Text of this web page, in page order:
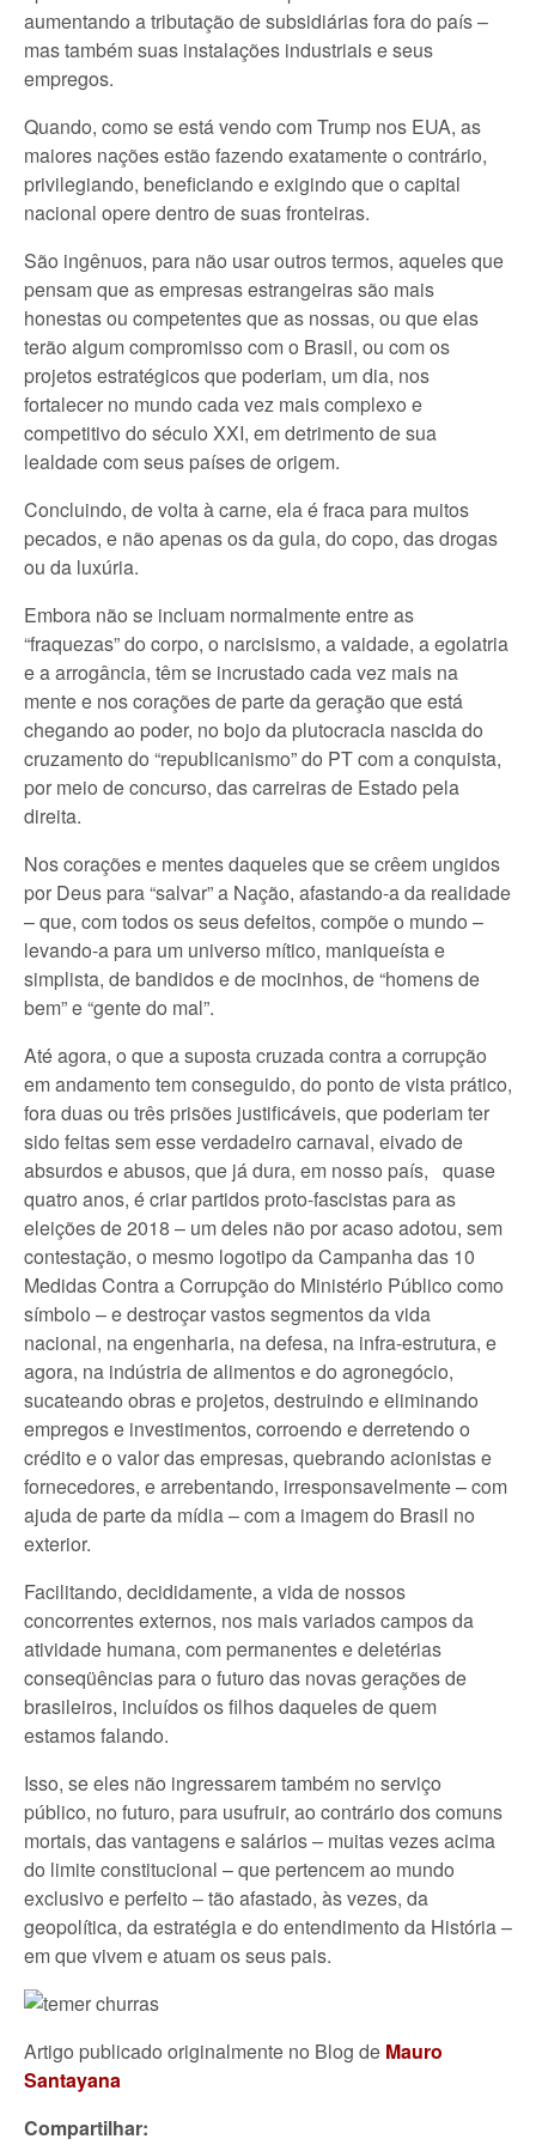
aumentando a tributação de subsidiárias fora do país –
mas também suas instalações industriais e seus
empregos.
Quando, como se está vendo com Trump nos EUA, as
maiores nações estão fazendo exatamente o contrário,
privilegiando, beneficiando e exigindo que o capital
nacional opere dentro de suas fronteiras.
São ingênuos, para não usar outros termos, aqueles que
pensam que as empresas estrangeiras são mais
honestas ou competentes que as nossas, ou que elas
terão algum compromisso com o Brasil, ou com os
projetos estratégicos que poderiam, um dia, nos
fortalecer no mundo cada vez mais complexo e
competitivo do século XXI, em detrimento de sua
lealdade com seus países de origem.
Concluindo, de volta à carne, ela é fraca para muitos
pecados, e não apenas os da gula, do copo, das drogas
ou da luxúria.
Embora não se incluam normalmente entre as
“fraquezas” do corpo, o narcisismo, a vaidade, a egolatria
e a arrogância, têm se incrustado cada vez mais na
mente e nos corações de parte da geração que está
chegando ao poder, no bojo da plutocracia nascida do
cruzamento do “republicanismo” do PT com a conquista,
por meio de concurso, das carreiras de Estado pela
direita.
Nos corações e mentes daqueles que se crêem ungidos
por Deus para “salvar” a Nação, afastando-a da realidade
– que, com todos os seus defeitos, compõe o mundo –
levando-a para um universo mítico, maniqueísta e
simplista, de bandidos e de mocinhos, de “homens de
bem” e “gente do mal”.
Até agora, o que a suposta cruzada contra a corrupção
em andamento tem conseguido, do ponto de vista prático,
fora duas ou três prisões justificáveis, que poderiam ter
sido feitas sem esse verdadeiro carnaval, eivado de
absurdos e abusos, que já dura, em nosso país, quase
quatro anos, é criar partidos proto-fascistas para as
eleições de 2018 – um deles não por acaso adotou, sem
contestação, o mesmo logotipo da Campanha das 10
Medidas Contra a Corrupção do Ministério Público como
símbolo – e destroçar vastos segmentos da vida
nacional, na engenharia, na defesa, na infra-estrutura, e
agora, na indústria de alimentos e do agronegócio,
sucateando obras e projetos, destruindo e eliminando
empregos e investimentos, corroendo e derretendo o
crédito e o valor das empresas, quebrando acionistas e
fornecedores, e arrebentando, irresponsavelmente – com
ajuda de parte da mídia – com a imagem do Brasil no
exterior.
Facilitando, decididamente, a vida de nossos
concorrentes externos, nos mais variados campos da
atividade humana, com permanentes e deletérias
conseqüências para o futuro das novas gerações de
brasileiros, incluídos os filhos daqueles de quem
estamos falando.
Isso, se eles não ingressarem também no serviço
público, no futuro, para usufruir, ao contrário dos comuns
mortais, das vantagens e salários – muitas vezes acima
do limite constitucional – que pertencem ao mundo
exclusivo e perfeito – tão afastado, às vezes, da
geopolítica, da estratégia e do entendimento da História –
em que vivem e atuam os seus pais.
Artigo publicado originalmente no Blog de Mauro
Santayana
Compartilhar: